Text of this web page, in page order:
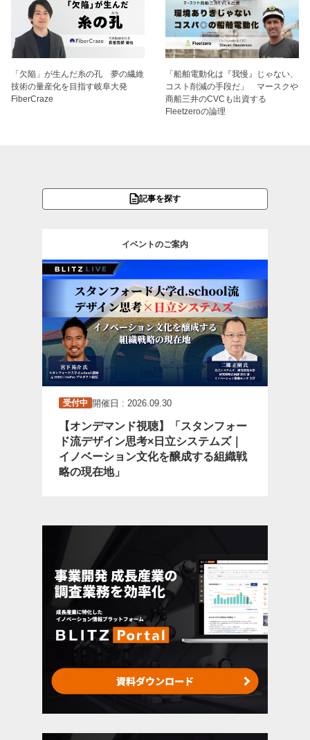
「欠陥」が生んだ糸の孔 夢の繊維
技術の量産化を目指す岐阜大発
FiberCraze
「船舶電動化は『我慢』じゃない、
コスト削減の手段だ」 マースクや
商船三井のCVCも出資する
Fleetzeroの論理
記事を探す
イベントのご案内
受付中 開催日 : 2026.09.30
【オンデマンド視聴】「スタンフォー
ド流デザイン思考×日立システムズ｜
イノベーション文化を醸成する組織戦
略の現在地」